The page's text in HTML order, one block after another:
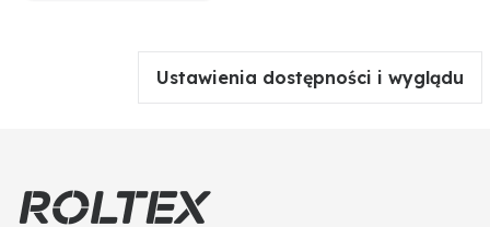
Ustawienia dostępności i wyglądu